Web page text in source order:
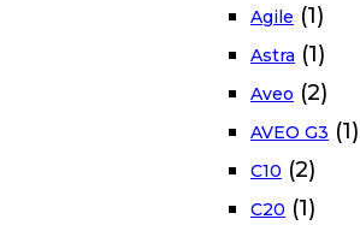
Agile (1)
Astra (1)
Aveo (2)
AVEO G3 (1)
C10 (2)
C20 (1)